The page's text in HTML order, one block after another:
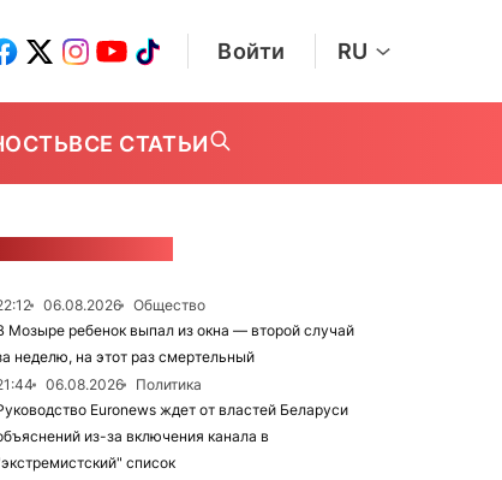
Войти RU
ВСЕ СТАТЬИ
06.08.2026
Общество
Мозыре ребенок выпал из окна — второй случай
неделю, на этот раз смертельный
06.08.2026
Политика
Euronews ждет от властей Беларуси
из-за включения канала в
список